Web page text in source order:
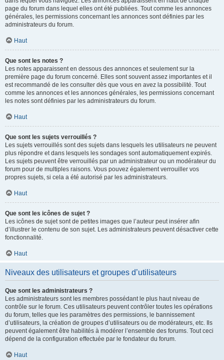
page du forum dans lequel elles ont été publiées. Tout comme les annonces
générales, les permissions concernant les annonces sont définies par les
administrateurs du forum.
Haut
Que sont les notes ?
Les notes apparaissent en dessous des annonces et seulement sur la
première page du forum concerné. Elles sont souvent assez importantes et il
est recommandé de les consulter dès que vous en avez la possibilité. Tout
comme les annonces et les annonces générales, les permissions concernant
les notes sont définies par les administrateurs du forum.
Haut
Que sont les sujets verrouillés ?
Les sujets verrouillés sont des sujets dans lesquels les utilisateurs ne peuvent
plus répondre et dans lesquels les sondages sont automatiquement expirés.
Les sujets peuvent être verrouillés par un administrateur ou un modérateur du
forum pour de multiples raisons. Vous pouvez également verrouiller vos
propres sujets, si cela a été autorisé par les administrateurs.
Haut
Que sont les icônes de sujet ?
Les icônes de sujet sont de petites images que l’auteur peut insérer afin
d’illustrer le contenu de son sujet. Les administrateurs peuvent désactiver cette
fonctionnalité.
Haut
Niveaux des utilisateurs et groupes d’utilisateurs
Que sont les administrateurs ?
Les administrateurs sont les membres possédant le plus haut niveau de
contrôle sur le forum. Ces utilisateurs peuvent contrôler toutes les opérations
du forum, telles que les paramètres des permissions, le bannissement
d’utilisateurs, la création de groupes d’utilisateurs ou de modérateurs, etc. Ils
peuvent également être habilités à modérer l’ensemble des forums. Tout ceci
dépend de la configuration effectuée par le fondateur du forum.
Haut